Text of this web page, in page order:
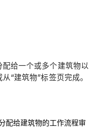
给一个或多个建筑物以
“建筑物”标签页完成。
配给建筑物的工作流程审